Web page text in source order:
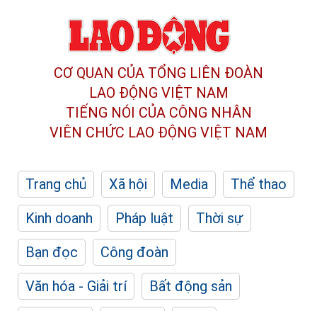
CƠ QUAN CỦA TỔNG LIÊN ĐOÀN
LAO ĐỘNG VIỆT NAM
TIẾNG NÓI CỦA CÔNG NHÂN
VIÊN CHỨC LAO ĐỘNG VIỆT NAM
Trang chủ Xã hội Media
Thể thao
Kinh doanh
Pháp luật
Thời sự
Bạn đọc
Công đoàn
Văn hóa - Giải trí
Bất động sản